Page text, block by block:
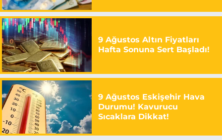
9 Ağustos Altın Fiyatları
Hafta Sonuna Sert Başladı!
9 Ağustos Eskişehir Hava
Durumu! Kavurucu
Sıcaklara Dikkat!